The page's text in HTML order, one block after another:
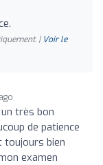
| Voir le
très bon
de patience
bien
examen